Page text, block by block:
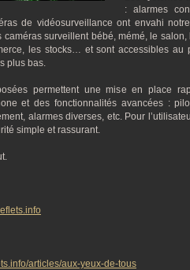
: alarmes
de vidéosurveillance ont envahi
surveillent bébé, mémé, le salon,
les stocks… et sont accessibles au
plus bas.
permettent une mise en place
et des fonctionnalités avancées :
alarmes diverses, etc. Pour
simple et rassurant.
articles/aux-yeux-de-tous